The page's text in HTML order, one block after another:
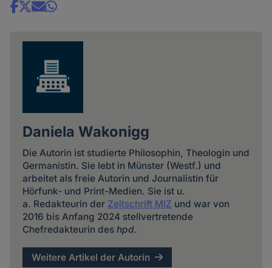
Share
Daniela Wakonigg
Die Autorin ist studierte Philosophin, Theologin und
Germanistin. Sie lebt in Münster (Westf.) und
arbeitet als freie Autorin und Journalistin für
Hörfunk- und Print-Medien. Sie ist u.
a. Redakteurin der Zeitschrift MIZ und war von
2016 bis Anfang 2024 stellvertretende
Chefredakteurin des hpd.
Weitere Artikel der Autorin